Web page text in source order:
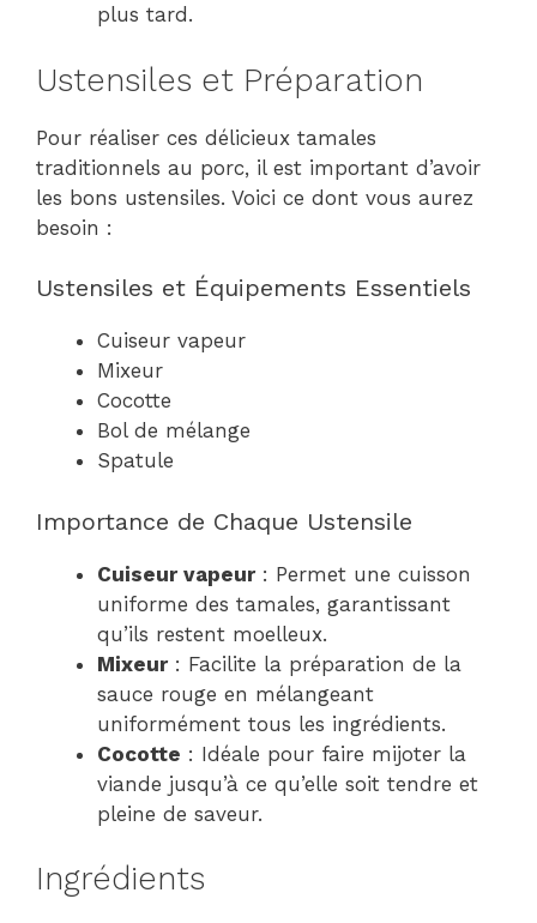
plus tard.
Ustensiles et Préparation
Pour réaliser ces délicieux tamales
traditionnels au porc, il est important d’avoir
les bons ustensiles. Voici ce dont vous aurez
besoin :
Ustensiles et Équipements Essentiels
Cuiseur vapeur
Mixeur
Cocotte
Bol de mélange
Spatule
Importance de Chaque Ustensile
Cuiseur vapeur: Permet une cuisson
uniforme des tamales, garantissant
qu’ils restent moelleux.
Mixeur: Facilite la préparation de la
sauce rouge en mélangeant
uniformément tous les ingrédients.
Cocotte : Idéale pour faire mijoter la
viande jusqu’à ce qu’elle soit tendre et
pleine de saveur.
Ingrédients